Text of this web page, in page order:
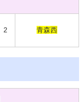
2 青森西